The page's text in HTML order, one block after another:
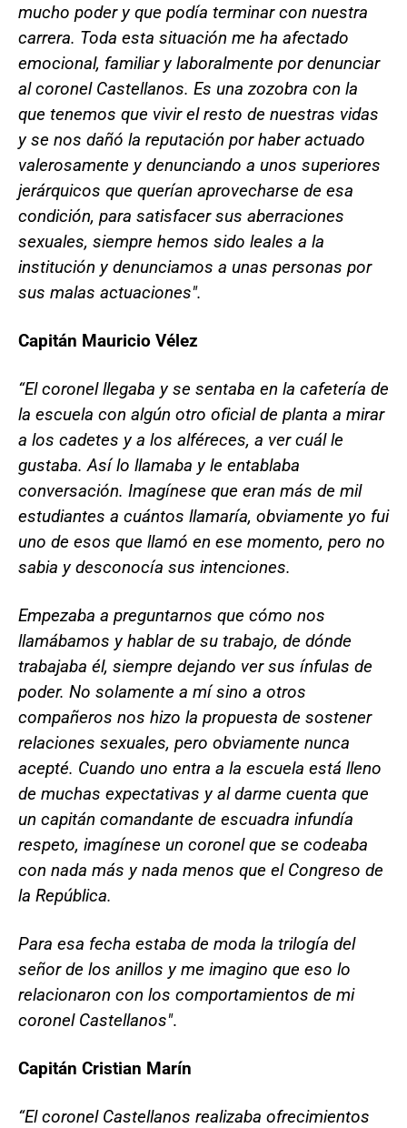
mucho poder y que podía terminar con nuestra
carrera. Toda esta situación me ha afectado
emocional, familiar y laboralmente por denunciar
al coronel Castellanos. Es una zozobra con la
que tenemos que vivir el resto de nuestras vidas
y se nos dañó la reputación por haber actuado
valerosamente y denunciando a unos superiores
jerárquicos que querían aprovecharse de esa
condición, para satisfacer sus aberraciones
sexuales, siempre hemos sido leales a la
institución y denunciamos a unas personas por
sus malas actuaciones".
Capitán Mauricio Vélez
“El coronel llegaba y se sentaba en la cafetería de
la escuela con algún otro oficial de planta a mirar
a los cadetes y a los alféreces, a ver cuál le
gustaba. Así lo llamaba y le entablaba
conversación. Imagínese que eran más de mil
estudiantes a cuántos llamaría, obviamente yo fui
uno de esos que llamó en ese momento, pero no
sabia y desconocía sus intenciones.
Empezaba a preguntarnos que cómo nos
llamábamos y hablar de su trabajo, de dónde
trabajaba él, siempre dejando ver sus ínfulas de
poder. No solamente a mí sino a otros
compañeros nos hizo la propuesta de sostener
relaciones sexuales, pero obviamente nunca
acepté. Cuando uno entra a la escuela está lleno
de muchas expectativas y al darme cuenta que
un capitán comandante de escuadra infundía
respeto, imagínese un coronel que se codeaba
con nada más y nada menos que el Congreso de
la República.
Para esa fecha estaba de moda la trilogía del
señor de los anillos y me imagino que eso lo
relacionaron con los comportamientos de mi
coronel Castellanos".
Capitán Cristian Marín
“El coronel Castellanos realizaba ofrecimientos